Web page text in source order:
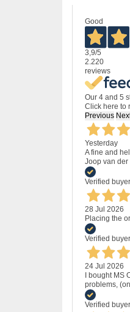
Good
3,9/5
2.220
reviews
Our 4 and 5
Click here to
Previous
Yesterday
A fine and
Joop van der
Verified buyer
28 Jul 2026
Placing the
Verified buyer
24 Jul 2026
I bought
problems,
Verified buyer